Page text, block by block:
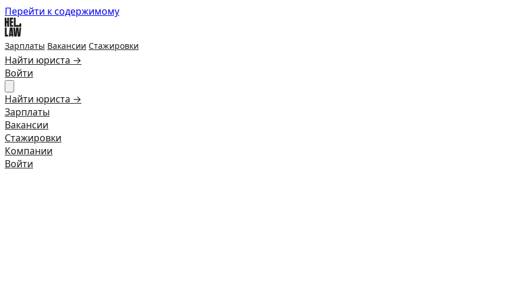
Перейти к содержимому
Зарплаты Вакансии Стажировки
Найти юриста →
Войти
Найти юриста →
Зарплаты
Вакансии
Стажировки
Компании
Войти